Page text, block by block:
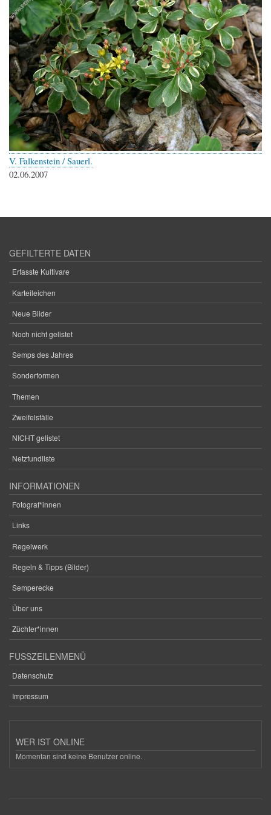
V. Falkenstein / Sauerl.
02.06.2007
GEFILTERTE DATEN
Erfasste Kultivare
Karteileichen
Neue Bilder
Noch nicht gelistet
Semps des Jahres
Sonderformen
Themen
Zweifelsfälle
NICHT gelistet
Netzfundliste
INFORMATIONEN
Fotograf*innen
Links
Regelwerk
Regeln & Tipps (Bilder)
Semperecke
Über uns
Züchter*innen
FUSSZEILENMENÜ
Datenschutz
Impressum
WER IST ONLINE
Momentan sind keine Benutzer online.